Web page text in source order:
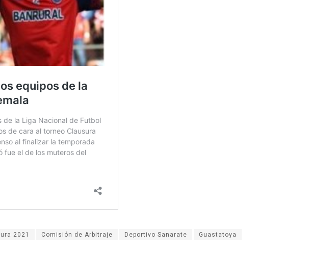
2021 Comisión de Arbitraje Deportivo Sanarate Guastatoya